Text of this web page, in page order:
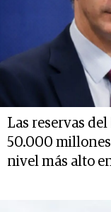
Las reservas
50.000
nivel más alto